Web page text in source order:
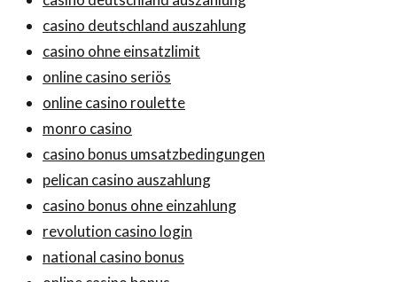
casino deutschland auszahlung
casino ohne einsatzlimit
online casino seriös
online casino roulette
monro casino
casino bonus umsatzbedingungen
pelican casino auszahlung
casino bonus ohne einzahlung
revolution casino login
national casino bonus